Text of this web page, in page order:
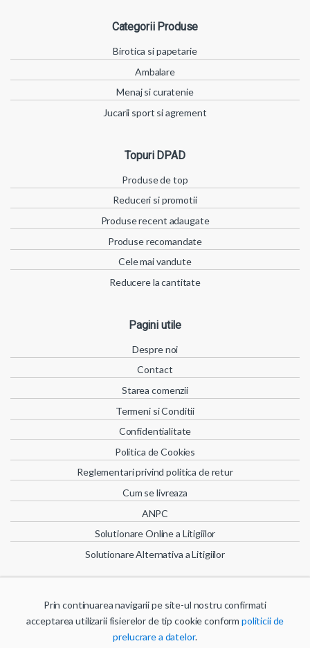
Categorii Produse
Birotica si papetarie
Ambalare
Menaj si curatenie
Jucarii sport si agrement
Topuri DPAD
Produse de top
Reduceri si promotii
Produse recent adaugate
Produse recomandate
Cele mai vandute
Reducere la cantitate
Pagini utile
Despre noi
Contact
Starea comenzii
Termeni si Conditii
Confidentialitate
Politica de Cookies
Reglementari privind politica de retur
Cum se livreaza
ANPC
Solutionare Online a Litigiilor
Solutionare Alternativa a Litigiilor
© TUDOR SRL | Bistrita, 420129, str. Drumul Cetatii 10, CUI : RO 567251,
J06/82/1992
Prin continuarea navigarii pe site-ul nostru confirmati
acceptarea utilizarii fisierelor de tip cookie conform politicii de
prelucrare a datelor.